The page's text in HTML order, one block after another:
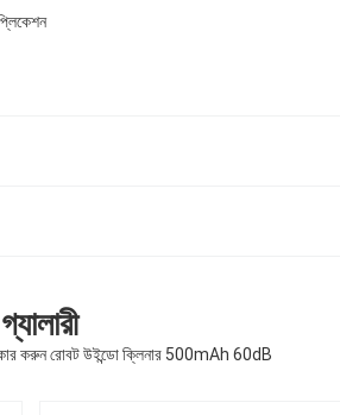
গ্যালারী
করুন রোবট উইন্ডো ক্লিনার 500mAh 60dB